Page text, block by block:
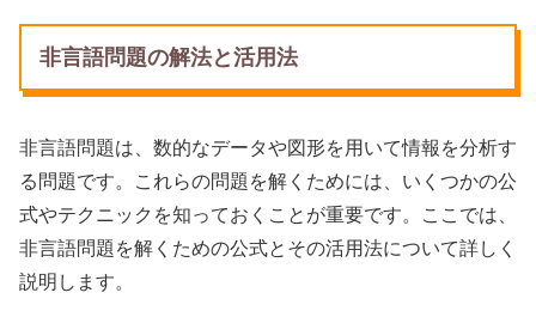
非言語問題の解法と活用法
非言語問題は、数的なデータや図形を用いて情報を分析す
る問題です。これらの問題を解くためには、いくつかの公
式やテクニックを知っておくことが重要です。ここでは、
非言語問題を解くための公式とその活用法について詳しく
説明します。